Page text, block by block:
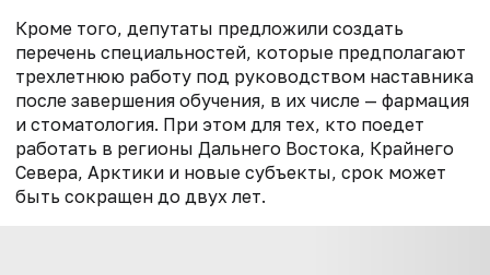
Кроме того, депутаты предложили создать
перечень специальностей, которые предполагают
трехлетнюю работу под руководством наставника
после завершения обучения, в их числе — фармация
и стоматология. При этом для тех, кто поедет
работать в регионы Дальнего Востока, Крайнего
Севера, Арктики и новые субъекты, срок может
быть сокращен до двух лет.